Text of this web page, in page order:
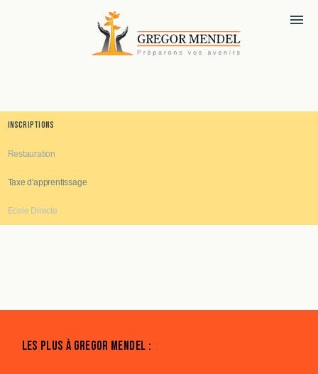
menu
Inscriptions
Restauration
Taxe d'apprentissage
Ecole Directe
Les Plus à Gregor Mendel :